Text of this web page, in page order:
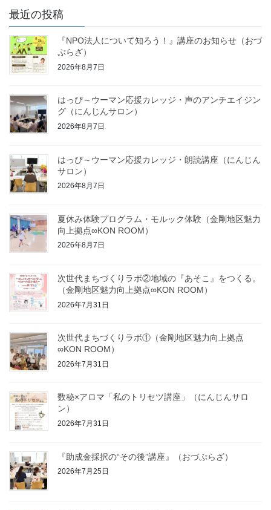
最近の投稿
『NPO法人について知ろう！』講座のお知らせ（おづ
ぷらざ）
2026年8月7日
はっぴ～ウーマン応援カレッジ・声のアンチエイジン
グ（にんじんサロン）
2026年8月7日
はっぴ～ウーマン応援カレッジ・朗読講座（にんじん
サロン）
2026年8月7日
夏休み体験プログラム・モルック体験（金剛地区魅力
向上拠点∞KON ROOM）
2026年8月7日
次世代まちづくりラボ②地域の『あそこ』をつくる。
（金剛地区魅力向上拠点∞KON ROOM）
2026年7月31日
次世代まちづくりラボ①（金剛地区魅力向上拠点
∞KON ROOM）
2026年7月31日
数秘×アロマ「私のトリセツ講座」（にんじんサロ
ン）
2026年7月31日
『助成金採択の“その後”講座』（おづぷらざ）
2026年7月25日